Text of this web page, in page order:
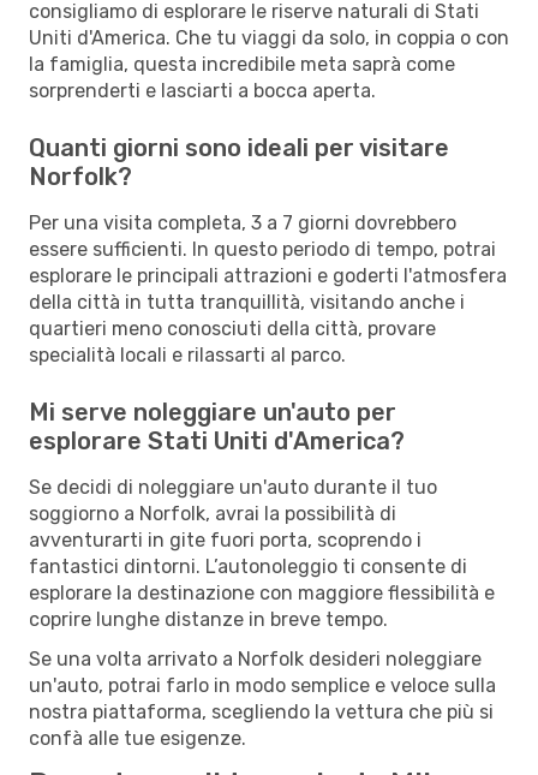
consigliamo di esplorare le riserve naturali di Stati
Uniti d'America. Che tu viaggi da solo, in coppia o con
la famiglia, questa incredibile meta saprà come
sorprenderti e lasciarti a bocca aperta.
Quanti giorni sono ideali per visitare
Norfolk?
Per una visita completa, 3 a 7 giorni dovrebbero
essere sufficienti. In questo periodo di tempo, potrai
esplorare le principali attrazioni e goderti l'atmosfera
della città in tutta tranquillità, visitando anche i
quartieri meno conosciuti della città, provare
specialità locali e rilassarti al parco.
Mi serve noleggiare un'auto per
esplorare Stati Uniti d'America?
Se decidi di noleggiare un'auto durante il tuo
soggiorno a Norfolk, avrai la possibilità di
avventurarti in gite fuori porta, scoprendo i
fantastici dintorni. L’autonoleggio ti consente di
esplorare la destinazione con maggiore flessibilità e
coprire lunghe distanze in breve tempo.
Se una volta arrivato a Norfolk desideri noleggiare
un'auto, potrai farlo in modo semplice e veloce sulla
nostra piattaforma, scegliendo la vettura che più si
confà alle tue esigenze.